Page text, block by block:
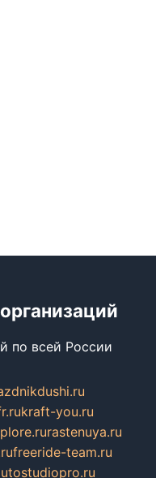
по всей России
kraft-you.ru
rastenuya.ru
freeride-team.ru